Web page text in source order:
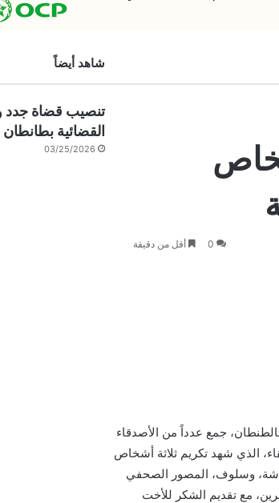
0 أقل من دقيقة
جمع عدداً من الأصدقاء
الذي شهد تكريم ثلاثة أشخاص
وسلوف، المصور الصحفي
بين الحاضرين، مع تقديم الشكر للأخت
شاهد أيضاً
تنصيب قضاة جدد
القضائية بطانطان
03/25/2026